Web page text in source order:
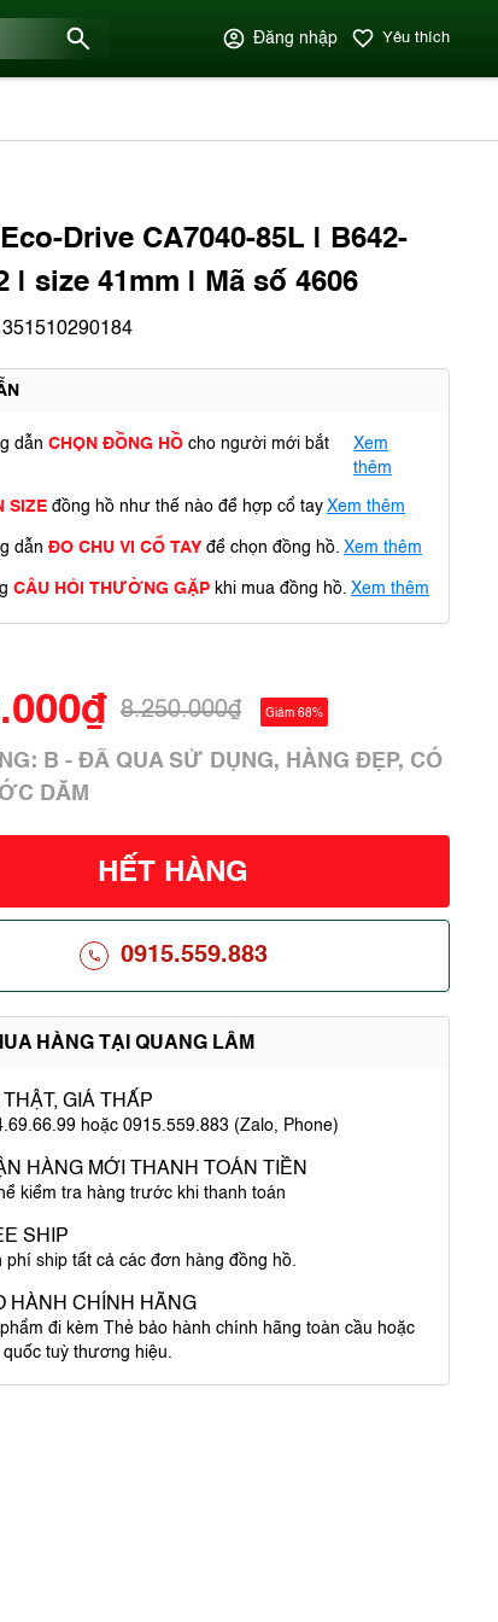
Đăng nhập Yêu thích
Drive CA7040-85L | B642-
| size 41mm | Mã số 4606
351510290184
dẫn CHỌN ĐỒNG HỒ cho người mới bắt
Xem
thêm
SIZE đồng hồ như thế nào để hợp cổ tay Xem thêm
dẫn ĐO CHU VI CỔ TAY để chọn đồng hồ. Xem thêm
CÂU HỎI THƯỜNG GẶP khi mua đồng hồ. Xem thêm
8.250.000₫ Giảm 68%
B - ĐÃ QUA SỬ DỤNG, HÀNG ĐẸP, CÓ
DĂM
HẾT HÀNG
0915.559.883
HÀNG TẠI QUANG LÂM
THẬT, GIÁ THẤP
hoặc 0915.559.883 (Zalo, Phone)
HÀNG MỚI THANH TOÁN TIỀN
kiểm tra hàng trước khi thanh toán
SHIP
phí ship tất cả các đơn hàng đồng hồ.
HÀNH CHÍNH HÃNG
đi kèm Thẻ bảo hành chính hãng toàn cầu hoặc
quốc tuỳ thương hiệu.